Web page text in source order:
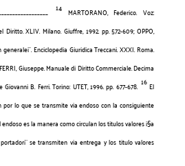
14MARTORANO, Federico. Voz:
Diritto. XLIV. Milano. Giuffre, 1992. pp. 572-609; OPPO,
Enciclopedia Giuridica Treccani. XXXI. Roma.
Giuseppe. Manuale di Diritto Commerciale. Decima
B. Ferri. Torino: UTET, 1996. pp. 677-678. 16El
lo que se transmite via endoso con la consiguiente
es la manera como circulan los titulos valores ¡§a
se transmiten via entrega y los titulo valores